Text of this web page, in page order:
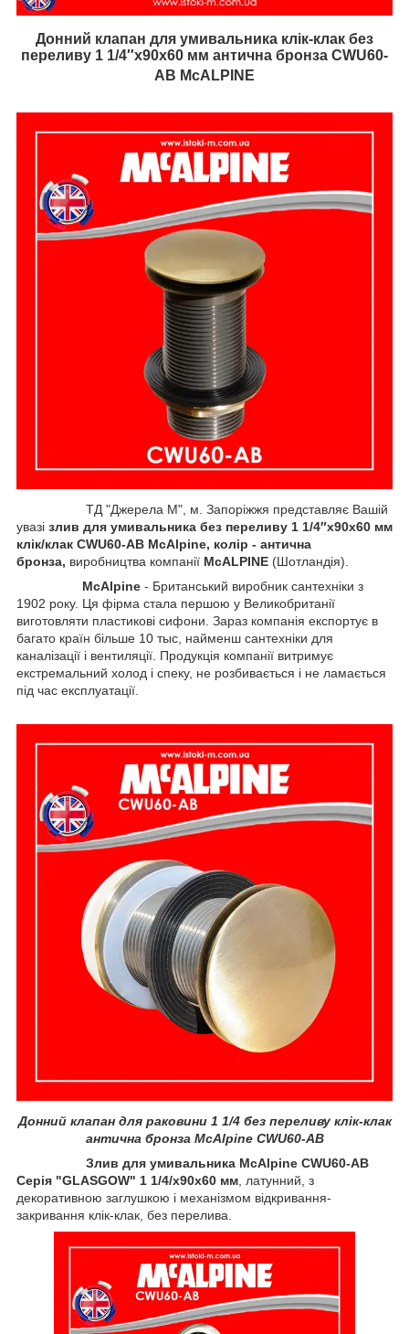
Донний клапан для умивальника клік-клак без
переливу 1 1/4″x90x60 мм антична бронза CWU60-
AB McALPINE
ТД "Джерела М", м. Запоріжжя представляє Вашій
увазі злив для умивальника без переливу 1 1/4″x90x60 мм
клік/клак CWU60-AB McAlpine, колір - антична
бронза, виробництва компанії McALPINE (Шотландія).
McAlpine - Британський виробник сантехніки з
1902 року. Ця фірма стала першою у Великобританії
виготовляти пластикові сифони. Зараз компанія експортує в
багато країн більше 10 тыс, найменш сантехніки для
каналізації і вентиляції. Продукція компанії витримує
екстремальний холод і спеку, не розбивається і не ламається
під час експлуатації.
Донний клапан для раковини 1 1/4 без переливу клік-клак
антична бронза McAlpine CWU60-AB
Злив для умивальника McAlpine CWU60-AB
Серія "GLASGOW" 1 1/4/x90x60 мм , латунний, з
декоративною заглушкою і механізмом відкривання-
закривання клік-клак, без перелива.